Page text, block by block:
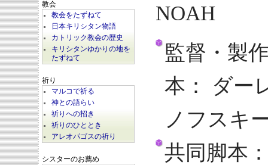
教会
教会をたずねて
日本キリシタン物語
カトリック教会の歴史
キリシタンゆかりの地を
たずねて
祈り
マルコで祈る
神との語らい
祈りへの招き
祈りのひととき
アレオパゴスの祈り
シスターのお薦め
NOAH
監督・製
本： ダー
ノフスキ
共同脚本